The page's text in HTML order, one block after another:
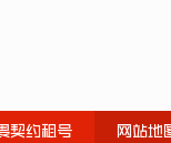
契约租号 网站地